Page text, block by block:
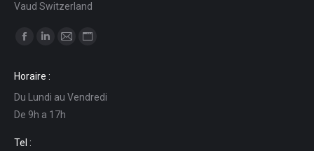
Vaud Switzerland
Find us on:
opens
in
new
window
opens
in
new
in
in
Horaire :
Du Lundi au Vendredi
De 9h a 17h
Tel :